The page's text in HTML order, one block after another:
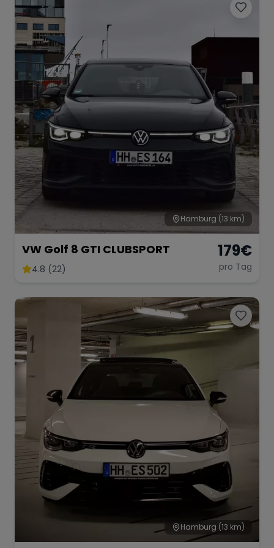
Hamburg (13 km)
VW Golf 8 GTI CLUBSPORT
4.8 (22)
179€
pro Tag
Hamburg (13 km)